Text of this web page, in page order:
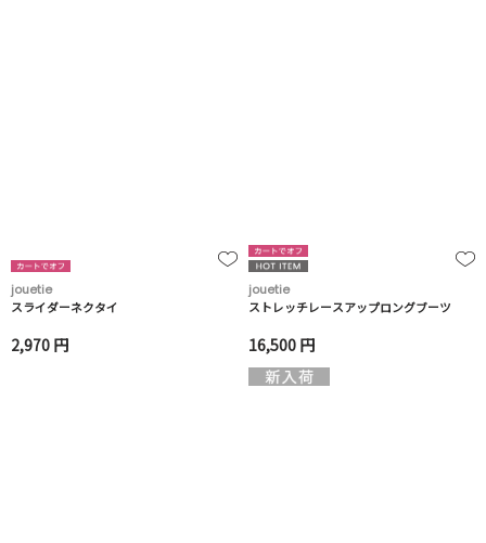
jouetie
スライダーネクタイ
2,970 円
jouetie
ストレッチレースアップロングブーツ
16,500 円